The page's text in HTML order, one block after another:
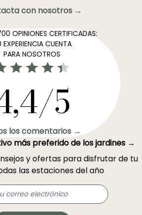
con nosotros →
OPINIONES CERTIFICADAS:
EXPERIENCIA CUENTA
PARA NOSOTROS
5
los comentarios →
más preferido de los jardines →
y ofertas para disfrutar de tu
las estaciones del año